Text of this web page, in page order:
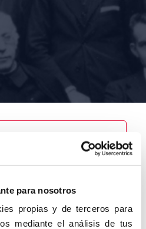
para nosotros
propias y de terceros para
mediante el análisis de tus